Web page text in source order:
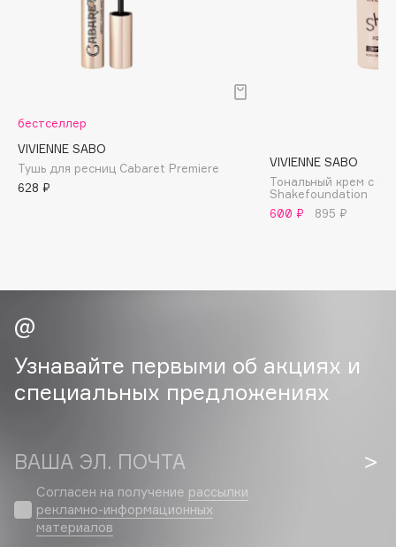
BORK
Brunello Cucinelli
Byredo
C
Cadence
Carmex
Carolina Herrera
Catrice
Celimax
бестселлер
VIVIENNE SABO
Тушь для ресниц Cabaret Premiere
628 ₽
VIVIENNE SABO
Тональный крем с
Shakefoundation
600 ₽
895 ₽
Узнавайте первыми об акциях и
специальных предложениях
ВАША ЭЛ. ПОЧТА
Согласен на получение рассылки
рекламно-информационных
материалов